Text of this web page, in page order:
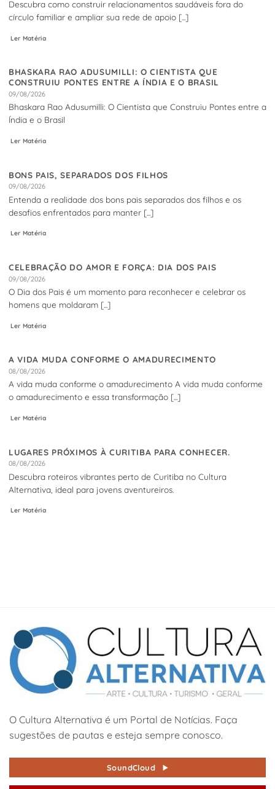
Descubra como construir relacionamentos saudáveis fora do
círculo familiar e ampliar sua rede de apoio [...]
Ler Matéria
BHASKARA RAO ADUSUMILLI: O CIENTISTA QUE
CONSTRUIU PONTES ENTRE A ÍNDIA E O BRASIL
09/08/2026
Bhaskara Rao Adusumilli: O Cientista que Construiu Pontes entre a
Índia e o Brasil
Ler Matéria
BONS PAIS, SEPARADOS DOS FILHOS
09/08/2026
Entenda a realidade dos bons pais separados dos filhos e os
desafios enfrentados para manter [...]
Ler Matéria
CELEBRAÇÃO DO AMOR E FORÇA: DIA DOS PAIS
09/08/2026
O Dia dos Pais é um momento para reconhecer e celebrar os
homens que moldaram [...]
Ler Matéria
A VIDA MUDA CONFORME O AMADURECIMENTO
08/08/2026
A vida muda conforme o amadurecimento A vida muda conforme
o amadurecimento e essa transformação [...]
Ler Matéria
LUGARES PRÓXIMOS À CURITIBA PARA CONHECER.
08/08/2026
Descubra roteiros vibrantes perto de Curitiba no Cultura
Alternativa, ideal para jovens aventureiros.
Ler Matéria
O Cultura Alternativa é um Portal de Notícias. Faça
sugestões de pautas e esteja sempre conosco.
SoundCloud